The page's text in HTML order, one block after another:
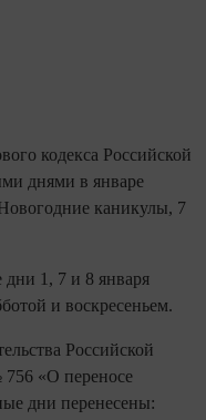
кодекса Российской
днями в январе
каникулы, 7
дни 1, 7 и 8 января
и воскресеньем.
Российской
756 «О переносе
дни перенесены: